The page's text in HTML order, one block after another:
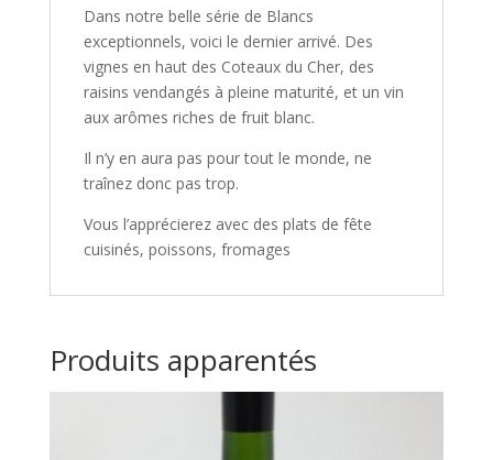
Dans notre belle série de Blancs
exceptionnels, voici le dernier arrivé. Des
vignes en haut des Coteaux du Cher, des
raisins vendangés à pleine maturité, et un vin
aux arômes riches de fruit blanc.
Il n’y en aura pas pour tout le monde, ne
traînez donc pas trop.
Vous l’apprécierez avec des plats de fête
cuisinés, poissons, fromages
Produits apparentés